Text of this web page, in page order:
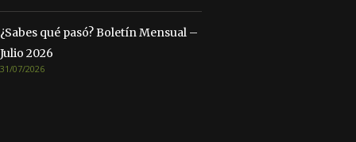
¿Sabes qué pasó? Boletín Mensual –
Julio 2026
31/07/2026